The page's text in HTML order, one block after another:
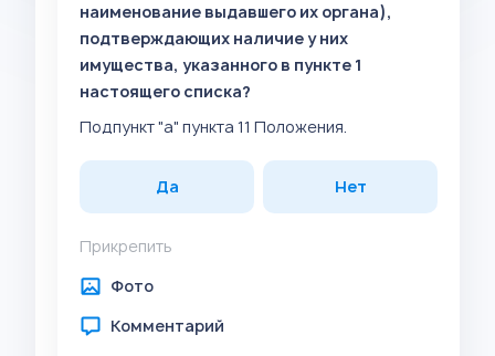
наименование выдавшего их органа),
подтверждающих наличие у них
имущества, указанного в пункте 1
настоящего списка?
Подпункт "а" пункта 11 Положения.
Да Нет
Прикрепить
Фото
Комментарий